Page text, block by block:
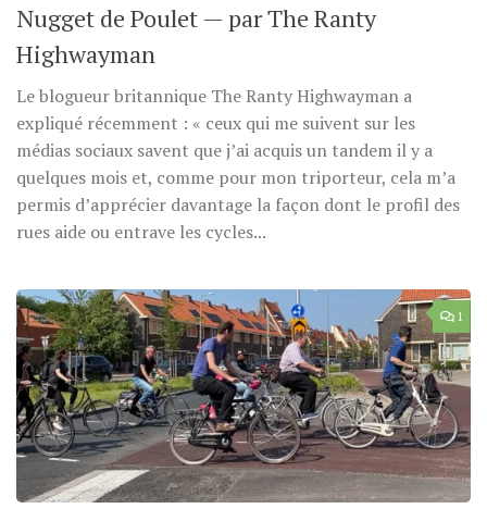
Nugget de Poulet — par The Ranty
Highwayman
Le blogueur britannique The Ranty Highwayman a
expliqué récemment : « ceux qui me suivent sur les
médias sociaux savent que j’ai acquis un tandem il y a
quelques mois et, comme pour mon triporteur, cela m’a
permis d’apprécier davantage la façon dont le profil des
rues aide ou entrave les cycles...
1